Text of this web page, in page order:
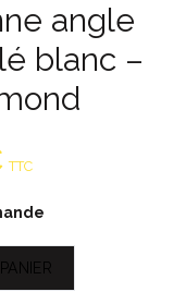
angle
blanc –
TTC